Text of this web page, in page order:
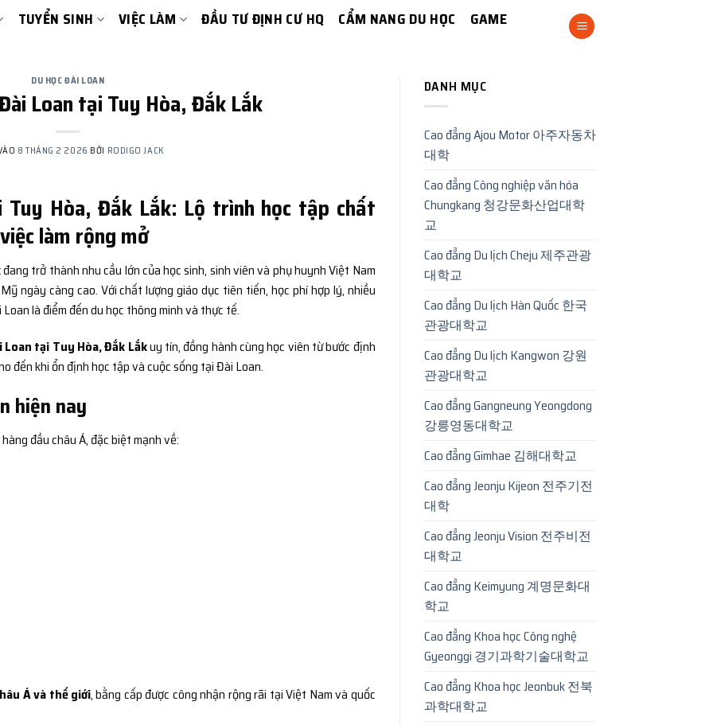
TUYỂN SINH VIỆC LÀM ĐẦU TƯ ĐỊNH CƯ HQ CẨM NANG DU HỌC GAME
DU HỌC ĐÀI LOAN
Loan tại Tuy Hòa, Đắk Lắk
8 THÁNG 2 2026 BỞI RODIGO JACK
Hòa, Đắk Lắk: Lộ trình học tập chất
làm rộng mở
đang trở thành nhu cầu lớn của học sinh, sinh viên và phụ huynh Việt Nam
ngày càng cao. Với chất lượng giáo dục tiên tiến, học phí hợp lý, nhiều
là điểm đến du học thông minh và thực tế.
tại Tuy Hòa, Đắk Lắkuy tín, đồng hành cùng học viên từ bước định
đến khi ổn định học tập và cuộc sống tại Đài Loan.
hiện nay
đầu châu Á, đặc biệt mạnh về:
Á và thế giới, bằng cấp được công nhận rộng rãi tại Việt Nam và quốc
DANH MỤC
Cao đẳng Ajou Motor 아주자동차
대학
Cao đẳng Công nghiệp văn hóa
Chungkang 청강문화산업대학
교
Cao đẳng Du lịch Cheju 제주관광
대학교
Cao đẳng Du lịch Hàn Quốc 한국
관광대학교
Cao đẳng Du lịch Kangwon 강원
관광대학교
Cao đẳng Gangneung Yeongdong
강릉영동대학교
Cao đẳng Gimhae 김해대학교
Cao đẳng Jeonju Kijeon 전주기전
대학
Cao đẳng Jeonju Vision 전주비전
대학교
Cao đẳng Keimyung 계명문화대
학교
Cao đẳng Khoa học Công nghệ
Gyeonggi 경기과학기술대학교
Cao đẳng Khoa học Jeonbuk 전북
과학대학교